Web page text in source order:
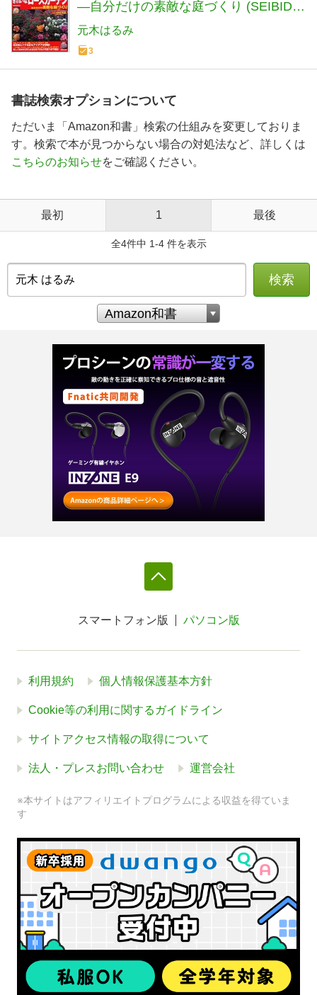
―自分だけの素敵な庭づくり (SEIBIDO
MOOK)
元木はるみ
3
書誌検索オプションについて
ただいま「Amazon和書」検索の仕組みを変更しておりま
す。検索で本が見つからない場合の対処法など、詳しくは
こちらのお知らせをご確認ください。
最初 1 最後
全4件中 1-4 件を表示
検索
スマートフォン版 パソコン版
利用規約 個人情報保護基本方針
Cookie等の利用に関するガイドライン
サイトアクセス情報の取得について
法人・プレスお問い合わせ 運営会社
※本サイトはアフィリエイトプログラムによる収益を得ていま
す